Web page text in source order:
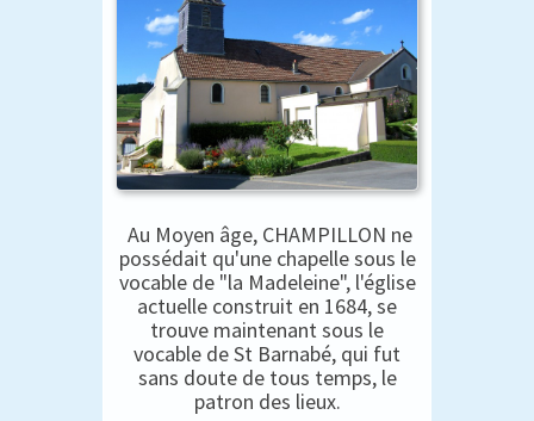
Au Moyen âge, CHAMPILLON ne
possédait qu'une chapelle sous le
vocable de "la Madeleine", l'église
actuelle construit en 1684, se
trouve maintenant sous le
vocable de St Barnabé, qui fut
sans doute de tous temps, le
patron des lieux.